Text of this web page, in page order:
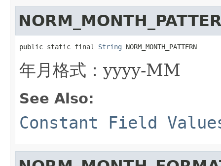
public static final String NORM_MONTH_PATTERN
年月格式：yyyy-MM
See Also:
Constant Field